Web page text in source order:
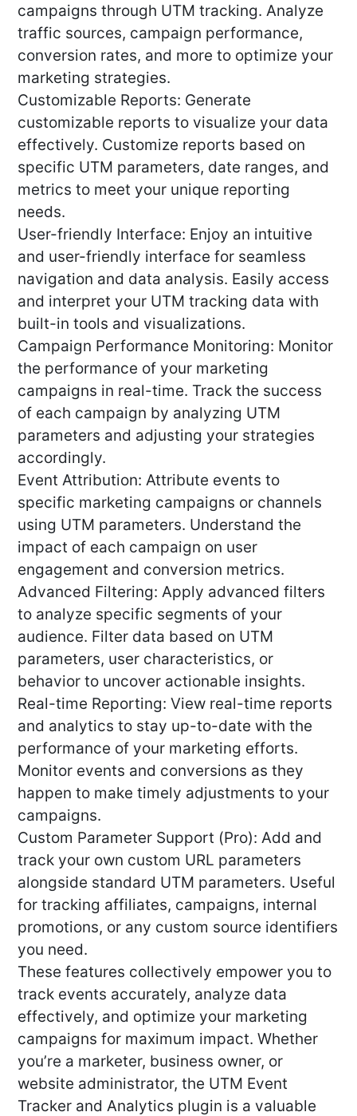
campaigns through UTM tracking. Analyze
traffic sources, campaign performance,
conversion rates, and more to optimize your
marketing strategies.
Customizable Reports: Generate
customizable reports to visualize your data
effectively. Customize reports based on
specific UTM parameters, date ranges, and
metrics to meet your unique reporting
needs.
User-friendly Interface: Enjoy an intuitive
and user-friendly interface for seamless
navigation and data analysis. Easily access
and interpret your UTM tracking data with
built-in tools and visualizations.
Campaign Performance Monitoring: Monitor
the performance of your marketing
campaigns in real-time. Track the success
of each campaign by analyzing UTM
parameters and adjusting your strategies
accordingly.
Event Attribution: Attribute events to
specific marketing campaigns or channels
using UTM parameters. Understand the
impact of each campaign on user
engagement and conversion metrics.
Advanced Filtering: Apply advanced filters
to analyze specific segments of your
audience. Filter data based on UTM
parameters, user characteristics, or
behavior to uncover actionable insights.
Real-time Reporting: View real-time reports
and analytics to stay up-to-date with the
performance of your marketing efforts.
Monitor events and conversions as they
happen to make timely adjustments to your
campaigns.
Custom Parameter Support (Pro): Add and
track your own custom URL parameters
alongside standard UTM parameters. Useful
for tracking affiliates, campaigns, internal
promotions, or any custom source identifiers
you need.
These features collectively empower you to
track events accurately, analyze data
effectively, and optimize your marketing
campaigns for maximum impact. Whether
you’re a marketer, business owner, or
website administrator, the UTM Event
Tracker and Analytics plugin is a valuable